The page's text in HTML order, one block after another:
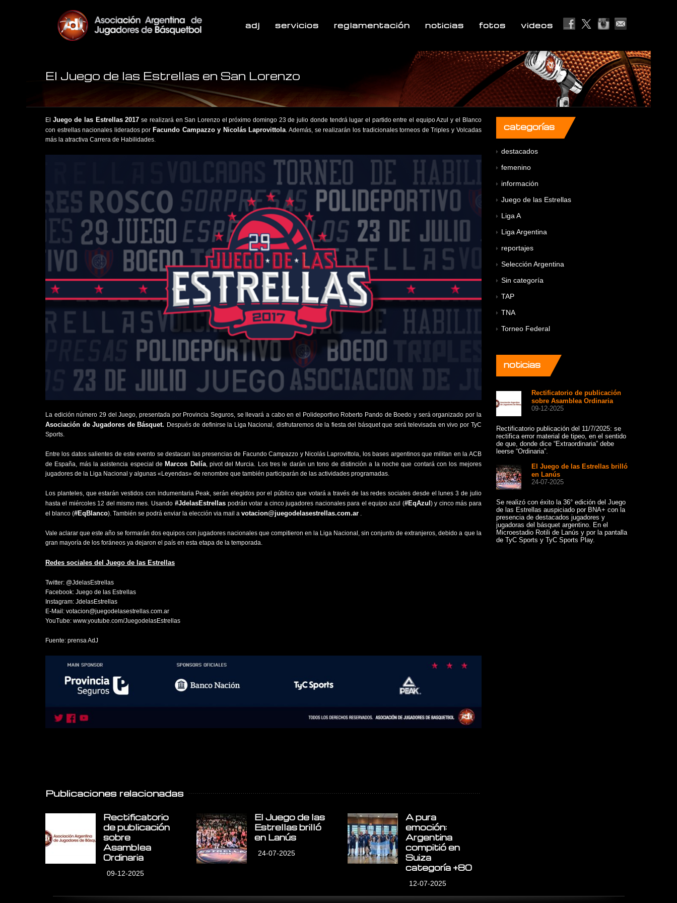
adj servicios reglamentación noticias fotos videos
El Juego de las Estrellas en San Lorenzo
El Juego de las Estrellas 2017 se realizará en San Lorenzo el próximo domingo 23 de julio donde tendrá lugar el partido entre el equipo Azul y el Blanco
con estrellas nacionales liderados por Facundo Campazzo y Nicolás Laprovittola. Además, se realizarán los tradicionales torneos de Triples y Volcadas
más la atractiva Carrera de Habilidades.
La edición número 29 del Juego, presentada por Provincia Seguros, se llevará a cabo en el Polideportivo Roberto Pando de Boedo y será organizado por la
Asociación de Jugadores de Básquet. Después de definirse la Liga Nacional, disfrutaremos de la fiesta del básquet que será televisada en vivo por TyC
Sports.
Entre los datos salientes de este evento se destacan las presencias de Facundo Campazzo y Nicolás Laprovittola, los bases argentinos que militan en la ACB
de España, más la asistencia especial de Marcos Delía, pivot del Murcia. Los tres le darán un tono de distinción a la noche que contará con los mejores
jugadores de la Liga Nacional y algunas «Leyendas» de renombre que también participarán de las actividades programadas.
Los planteles, que estarán vestidos con indumentaria Peak, serán elegidos por el público que votará a través de las redes sociales desde el lunes 3 de julio
hasta el miércoles 12 del mismo mes. Usando#JdelasEstrellas podrán votar a cinco jugadores nacionales para el equipo azul (#EqAzul ) y cinco más para
el blanco (#EqBlanco). También se podrá enviar la elección via mail a votacion@juegodelasestrellas.com.ar .
Vale aclarar que este año se formarán dos equipos con jugadores nacionales que compitieron en la Liga Nacional, sin conjunto de extranjeros, debido a que la
gran mayoría de los foráneos ya dejaron el país en esta etapa de la temporada.
Redes sociales del Juego de las Estrellas
Twitter: @JdelasEstrellas
Facebook: Juego de las Estrellas
Instagram: JdelasEstrellas
E-Mail: votacion@juegodelasestrellas.com.ar
YouTube: www.youtube.com/JuegodelasEstrellas
Fuente: prensa AdJ
Publicaciones relacionadas
Rectificatorio
de publicación
sobre
Asamblea
Ordinaria
09-12-2025
El Juego de las
Estrellas brilló
en Lanús
24-07-2025
A pura
emoción:
Argentina
compitió en
Suiza
categoría +80
12-07-2025
categorías
destacados
femenino
información
Juego de las Estrellas
Liga A
Liga Argentina
reportajes
Selección Argentina
Sin categoría
TAP
TNA
Torneo Federal
noticias
Rectificatorio de publicación
sobre Asamblea Ordinaria
09-12-2025
Rectificatorio publicación del 11/7/2025: se
rectifica error material de tipeo, en el sentido
de que, donde dice “Extraordinaria” debe
leerse “Ordinaria”.
El Juego de las Estrellas brilló
en Lanús
24-07-2025
Se realizó con éxito la 36° edición del Juego
de las Estrellas auspiciado por BNA+ con la
presencia de destacados jugadores y
jugadoras del básquet argentino. En el
Microestadio Rotili de Lanús y por la pantalla
de TyC Sports y TyC Sports Play.